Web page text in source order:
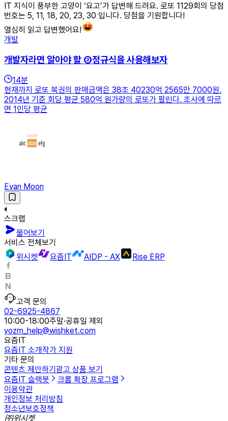
IT 지식이 풍부한 고양이 ‘요고’가 답변해 드려요. 로또 1129회의 당첨
번호는 5, 11, 18, 20, 23, 30 입니다. 당첨을 기원합니다!
열심히 읽고 답변했어요!
개발
개발자라면 알아야 할 ②정규식을 사용해보자
14분
현재까지 로또 복권의 판매금액은 38조 40230억 2565만 7000원.
2014년 기준 회당 평균 580억 원가량의 로또가 팔린다. 조사에 따르
면 1인당 평균
Evan Moon
스크랩
물어보기
서비스 전체보기
위시켓
요즘IT AIDP - AX Rise ERP
고객 문의
02-6925-4867
10:00-18:00주말·공휴일 제외
yozm_help@wishket.com
요즘IT
요즘IT 소개작가 지원
기타 문의
콘텐츠 제안하기 광고 상품 보기
요즘IT 슬랙봇
크롬 확장 프로그램
이용약관
개인정보 처리방침
청소년보호정책
㈜위시켓